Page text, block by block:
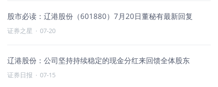
股市必读：辽港股份（601880）7月20日董秘有最新回复
证券之星 · 07-20
辽港股份：公司坚持持续稳定的现金分红来回馈全体股东
证券日报 · 07-15